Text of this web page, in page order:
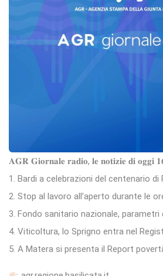
𝐀𝐆𝐑 𝐆𝐢𝐨𝐫𝐧𝐚𝐥𝐞 𝐫𝐚𝐝𝐢𝐨, 𝐥𝐞 𝐧𝐨𝐭𝐢𝐳𝐢𝐞 𝐝𝐢 𝐨𝐠𝐠𝐢
1. Bardi a celebrazioni del centenario
2. Stop al lavoro all’aperto durante le
3. Fondo sanitario nazionale, parametri
4. Viticoltura, lo Sprigno entra nel
5. A Matera si presenta il Report